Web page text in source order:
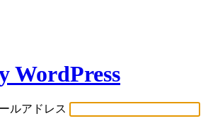
WordPress
ルアドレス